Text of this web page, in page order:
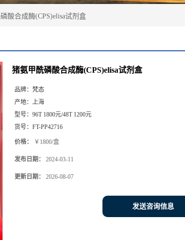
酸合成酶(CPS)elisa试剂盒
猪氨甲酰磷酸合成酶(CPS)elisa试剂盒
品牌： 梵态
产地： 上海
型号： 96T 1800元/48T 1200元
货号： FT-PP42716
价格： ￥1800/盒
发布日期： 2024-03-11
更新日期： 2026-08-07
发送咨询信息